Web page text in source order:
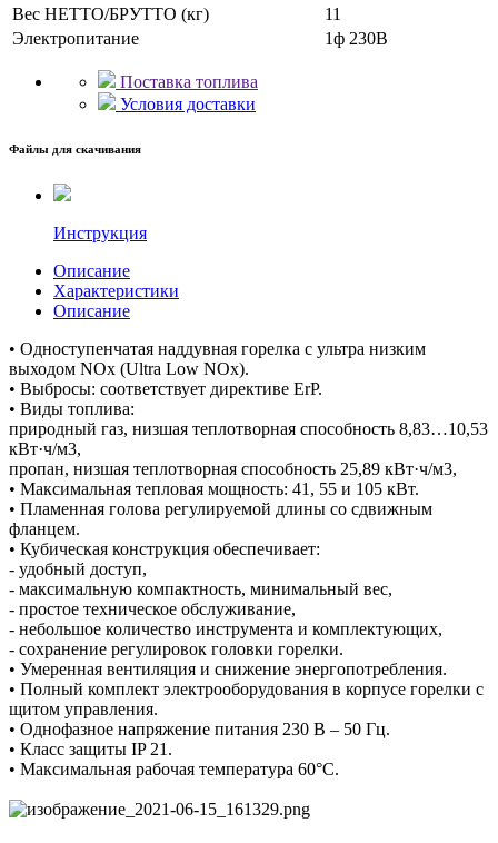
Вес НЕТТО/БРУТТО (кг)
11
Электропитание
1ф 230В
Поставка топлива
Условия доставки
Файлы для скачивания
Инструкция
Описание
Характеристики
Описание
• Одноступенчатая наддувная горелка с ультра низким
выходом NОx (Ultra Low NOx).
• Выбросы: соответствует директиве ErP.
• Виды топлива:
природный газ, низшая теплотворная способность 8,83…10,53
кВт·ч/м3,
пропан, низшая теплотворная способность 25,89 кВт·ч/м3,
• Максимальная тепловая мощность: 41, 55 и 105 кВт.
• Пламенная голова регулируемой длины со сдвижным
фланцем.
• Кубическая конструкция обеспечивает:
- удобный доступ,
- максимальную компактность, минимальный вес,
- простое техническое обслуживание,
- небольшое количество инструмента и комплектующих,
- сохранение регулировок головки горелки.
• Умеренная вентиляция и снижение энергопотребления.
• Полный комплект электрооборудования в корпусе горелки с
щитом управления.
• Однофазное напряжение питания 230 В – 50 Гц.
• Класс защиты IP 21.
• Максимальная рабочая температура 60°C.